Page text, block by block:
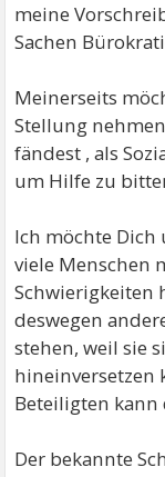
meine
Sachen
Meinerseits
Stellung
fändest , als
um Hilfe zu
Ich möchte Dich
viele Menschen
Schwierigkeiten
deswegen
stehen, weil sie
hineinversetzen
Beteiligten kann
Der bekannte